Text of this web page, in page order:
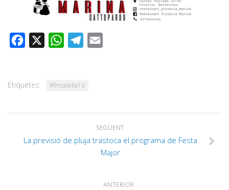
Facebook WhatsAppTelegram
Etiquetes: #fmcalella16
SEGÜENT
La previsió de pluja trastoca el programa de Festa
Major
ANTERIOR